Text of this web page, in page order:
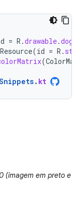
= R .drawable.dog
(id = R .
(
. kt
(imagem em preto e